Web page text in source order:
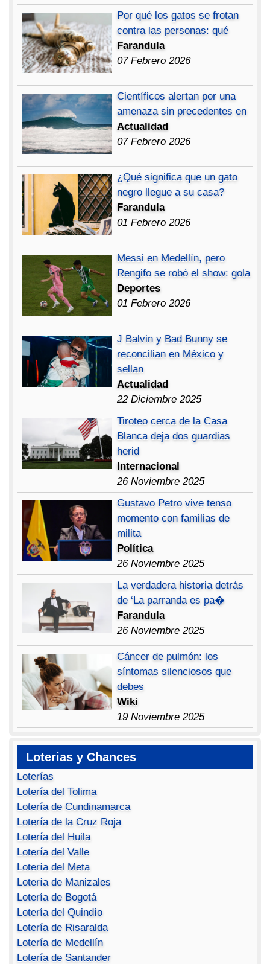
Por qué los gatos se frotan
contra las personas: qué
Farandula
07 Febrero 2026
Científicos alertan por una
amenaza sin precedentes en
Actualidad
07 Febrero 2026
¿Qué significa que un gato
negro llegue a su casa?
Farandula
01 Febrero 2026
Messi en Medellín, pero
Rengifo se robó el show: gola
Deportes
01 Febrero 2026
J Balvin y Bad Bunny se
reconcilian en México y
sellan
Actualidad
22 Diciembre 2025
Tiroteo cerca de la Casa
Blanca deja dos guardias
herid
Internacional
26 Noviembre 2025
Gustavo Petro vive tenso
momento con familias de
milita
Política
26 Noviembre 2025
La verdadera historia detrás
de ‘La parranda es pa�
Farandula
26 Noviembre 2025
Cáncer de pulmón: los
síntomas silenciosos que
debes
Wiki
19 Noviembre 2025
Loterias y Chances
Loterías
Lotería del Tolima
Lotería de Cundinamarca
Lotería de la Cruz Roja
Lotería del Huila
Lotería del Valle
Lotería del Meta
Lotería de Manizales
Lotería de Bogotá
Lotería del Quindío
Lotería de Risaralda
Lotería de Medellín
Lotería de Santander